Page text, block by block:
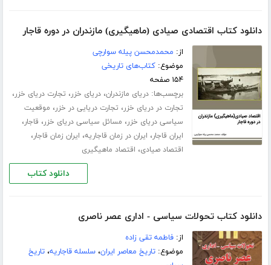
دانلود کتاب اقتصادی صیادی (ماهیگیری) مازندران در دوره قاجار
از: محمدمحسن پیله سوارچی
موضوع:کتاب‌های تاریخی
۱۵۴ صفحه
برچسب‌ها:دریای مازندران،دریای خزر، تجارت دریای خزر،
تجارت در دریای خزر، تجارت دریایی در خزر، موقعیت
سیاسی دریای خزر، مسائل سیاسی دریای خزر، قاجار،
ایران قاجار، ایران در زمان قاجاریه، ایران زمان قاجار،
اقتصاد صیادی، اقتصاد ماهیگیری
دانلود کتاب
دانلود کتاب تحولات سیاسی - اداری عصر ناصری
از:فاطمه تقی زاده
موضوع:تاریخ معاصر ایران،سلسله قاجاریه،تاریخ